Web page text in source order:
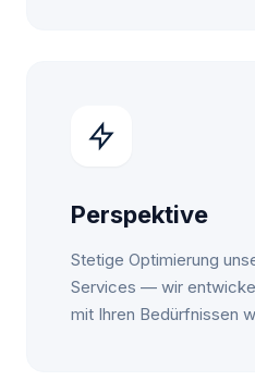
Perspektive
Stetige Optimierung
Services — wir
mit Ihren Bedürfnissen